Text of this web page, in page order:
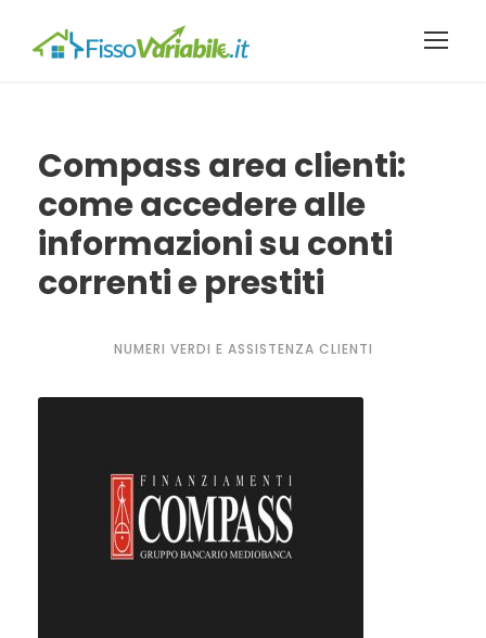
Compass area clienti:
come accedere alle
informazioni su conti
correnti e prestiti
NUMERI VERDI E ASSISTENZA CLIENTI